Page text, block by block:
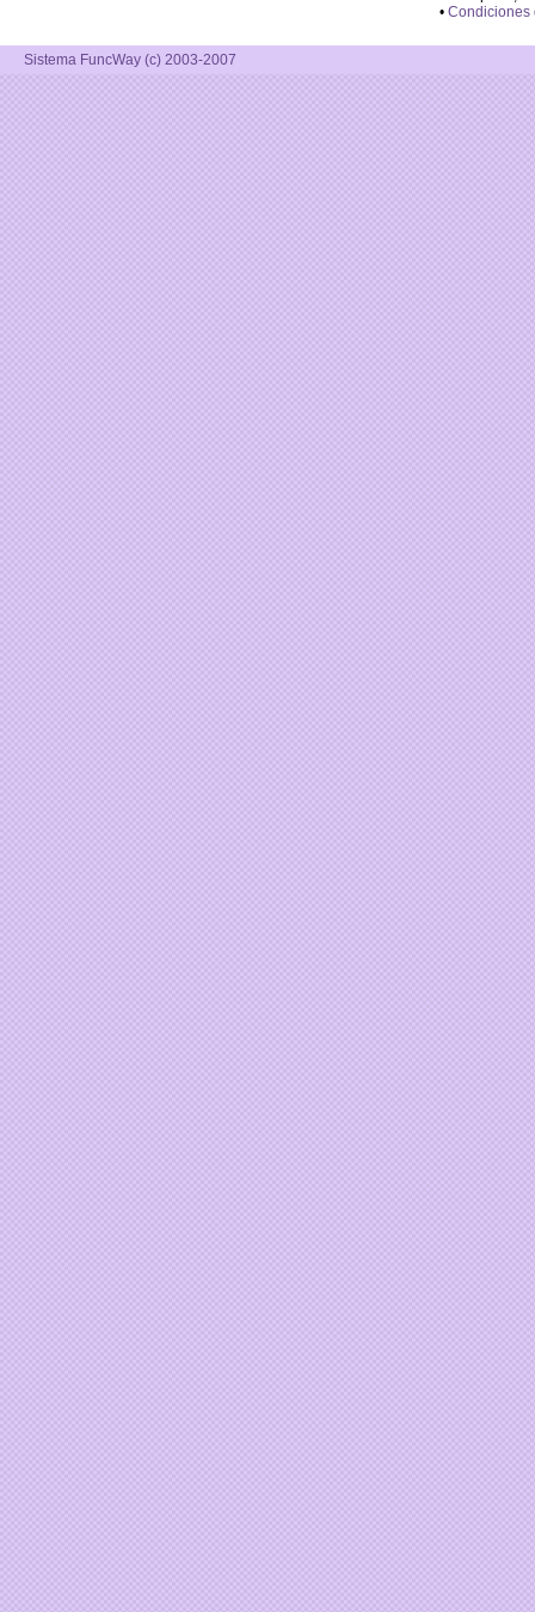
• Condiciones
Sistema FuncWay (c) 2003-2007